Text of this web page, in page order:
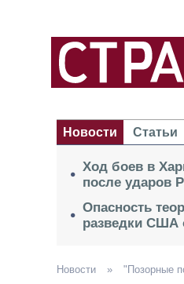
Новости
Статьи
Ход боев в
после ударов
Опасность
разведки США
Новости » "Позорные